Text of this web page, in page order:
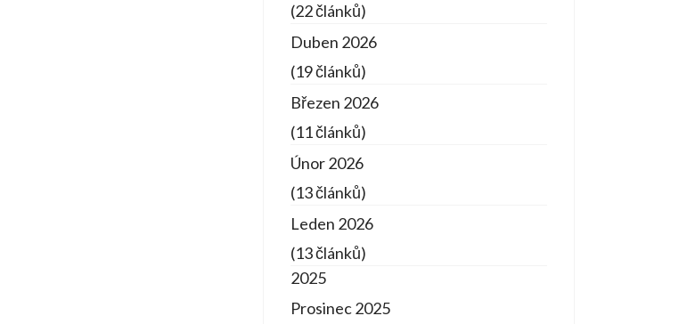
(22 článků)
Duben 2026
(19 článků)
Březen 2026
(11 článků)
Únor 2026
(13 článků)
Leden 2026
(13 článků)
2025
Prosinec 2025